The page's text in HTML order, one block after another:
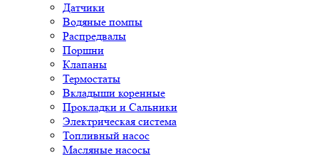
Датчики
Водяные помпы
Распредвалы
Поршни
Клапаны
Термостаты
Вкладыши коренные
Прокладки и Сальники
Электрическая система
Топливный насос
Масляные насосы